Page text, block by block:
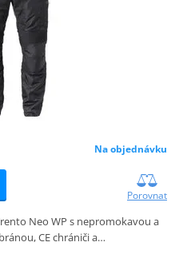
Na objednávku
Porovnat
Neo WP s nepromokavou a
CE chrániči a…